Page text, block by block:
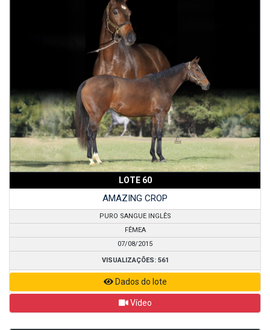
LOTE 60
AMAZING CROP
PURO SANGUE INGLÊS
FÊMEA
07/08/2015
VISUALIZAÇÕES: 561
Dados do lote
Vídeo